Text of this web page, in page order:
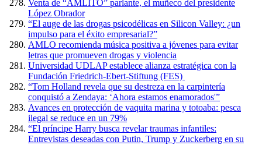
Venta de “AMLITO” parlante, el muñeco del presidente
López Obrador
“El auge de las drogas psicodélicas en Silicon Valley: ¿un
impulso para el éxito empresarial?”
AMLO recomienda música positiva a jóvenes para evitar
letras que promueven drogas y violencia
Universidad UDLAP establece alianza estratégica con la
Fundación Friedrich-Ebert-Stiftung (FES)
“Tom Holland revela que su destreza en la carpintería
conquistó a Zendaya: ‘Ahora estamos enamorados'”
Avances en protección de vaquita marina y totoaba: pesca
ilegal se reduce en un 79%
“El príncipe Harry busca revelar traumas infantiles:
Entrevistas deseadas con Putin, Trump y Zuckerberg en su